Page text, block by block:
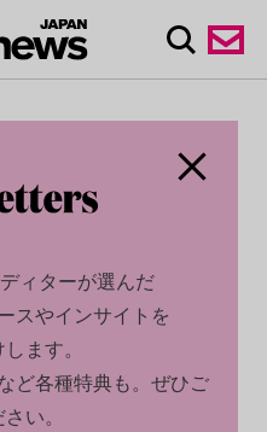
ィターが選んだ
スやインサイトを
ます。
ど各種特典も。ぜひご
い。